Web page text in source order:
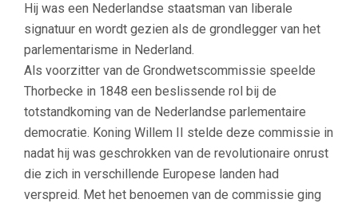
Hij was een Nederlandse staatsman van liberale
signatuur en wordt gezien als de grondlegger van het
parlementarisme in Nederland.
Als voorzitter van de Grondwetscommissie speelde
Thorbecke in 1848 een beslissende rol bij de
totstandkoming van de Nederlandse parlementaire
democratie. Koning Willem II stelde deze commissie in
nadat hij was geschrokken van de revolutionaire onrust
die zich in verschillende Europese landen had
verspreid. Met het benoemen van de commissie ging